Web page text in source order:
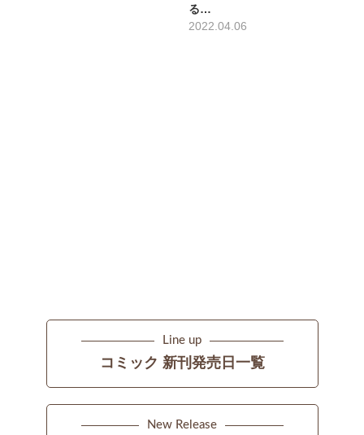
る…
2022.04.06
Line up
コミック 新刊発売日一覧
New Release